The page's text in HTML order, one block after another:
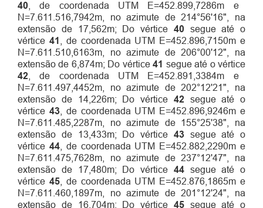
40 , de coordenada UTM E=452.899,7286m e
N=7.611.516,7942m, no azimute de 214°56'16", na
extensão de 17,562m; Do vértice 40 segue até o
vértice 41
, de coordenada UTM E=452.896,7150m e
N=7.611.510,6163m, no azimute de 206°00'12", na
extensão de 6,874m; Do vértice41 segue até o vértice
42 , de coordenada UTM E=452.891,3384m e
N=7.611.497,4452m, no azimute de 202°12'21", na
extensão de 14,226m; Do vértice 42 segue até o
vértice 43, de coordenada UTM E=452.896,9246m e
N=7.611.485,2287m, no azimute de 155°25'38", na
extensão de 13,433m; Do vértice 43 segue até o
vértice 44, de coordenada UTM E=452.882,2290m e
N=7.611.475,7628m, no azimute de 237°12'47", na
extensão de 17,480m; Do vértice 44 segue até o
vértice 45, de coordenada UTM E=452.876,1865m e
N=7.611.460,1897m, no azimute de 201°12'24", na
extensão de 16,704m; Do vértice 45 segue até o